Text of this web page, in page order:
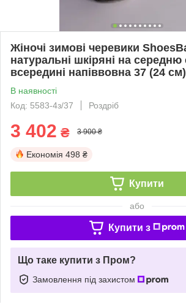
Жіночі зимові черевики
натуральні шкіряні на середню
всередині напіввовна 37 (24
В наявності
Код: 5583-4з/37
Роздріб
3 402 ₴ 3 900 ₴
Економія 498 ₴
Купити
або
Купити з
Що таке купити з Пром?
Замовлення під захистом